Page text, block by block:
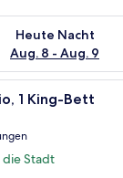
Heute Nacht
Aug. 8 - Aug. 9
Verfügbarkeit
1 King-Bett
die Stadt